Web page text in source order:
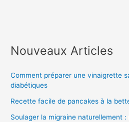
Nouveaux Articles
Comment préparer une vinaigrette
diabétiques
Recette facile de pancakes à la
Soulager la migraine naturellement